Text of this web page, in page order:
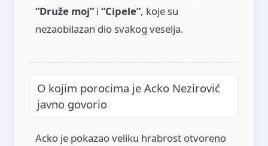
“Druže moj”i “Cipele”, koje su
nezaobilazan dio svakog veselja.
O kojim porocima je Acko Nezirović
javno govorio
Acko je pokazao veliku hrabrost otvoreno